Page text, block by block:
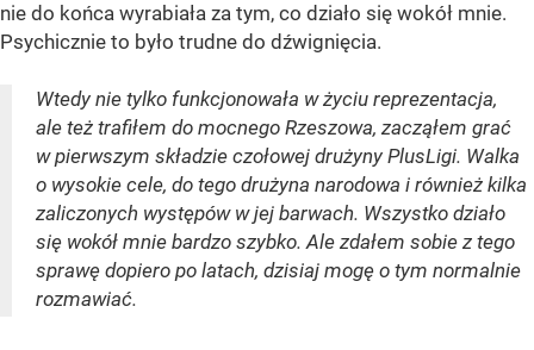
nie do końca wyrabiała za tym, co działo się wokół mnie.
Psychicznie to było trudne do dźwignięcia.
Wtedy nie tylko funkcjonowała w życiu reprezentacja,
ale też trafiłem do mocnego Rzeszowa, zacząłem grać
w pierwszym składzie czołowej drużyny PlusLigi. Walka
o wysokie cele, do tego drużyna narodowa i również kilka
zaliczonych występów w jej barwach. Wszystko działo
się wokół mnie bardzo szybko. Ale zdałem sobie z tego
sprawę dopiero po latach, dzisiaj mogę o tym normalnie
rozmawiać.